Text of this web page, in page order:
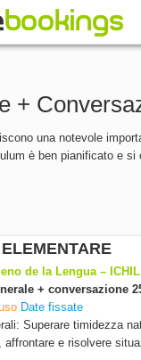
+
una notevole
è ben pianificato e
de la Lengua –
+ conversazione
Date fissate
Superare timidezza
affrontare e risolvere